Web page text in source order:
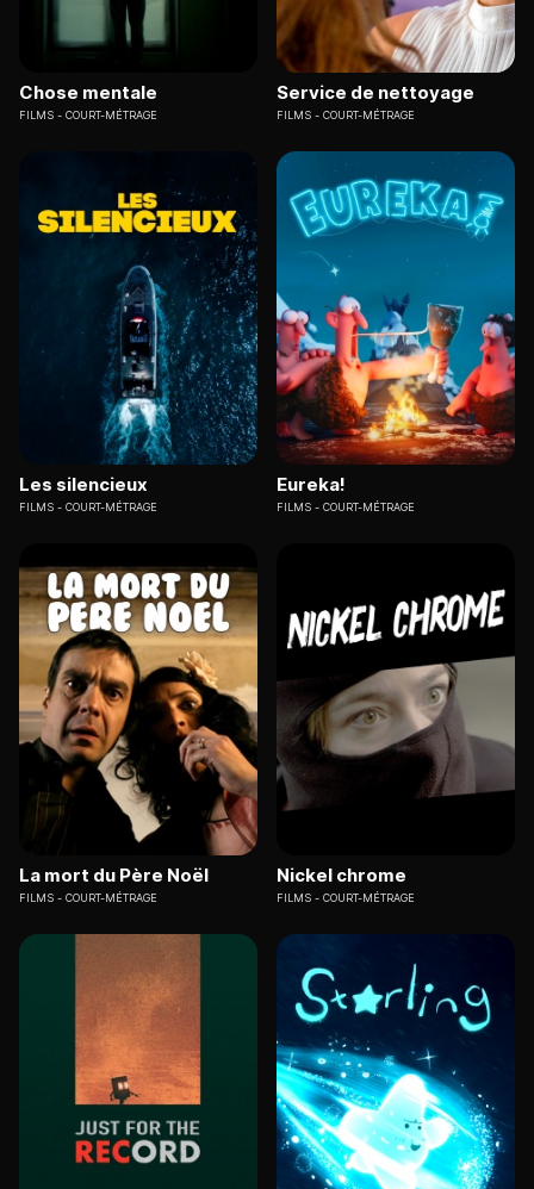
Chose mentale
FILMS COURT-MÉTRAGE
Service de nettoyage
FILMS COURT-MÉTRAGE
Les silencieux
FILMS COURT-MÉTRAGE
Eureka!
FILMS COURT-MÉTRAGE
La mort du Père Noël
FILMS COURT-MÉTRAGE
Nickel chrome
FILMS COURT-MÉTRAGE